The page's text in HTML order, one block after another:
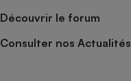
Découvrir le forum
Consulter nos Actualités